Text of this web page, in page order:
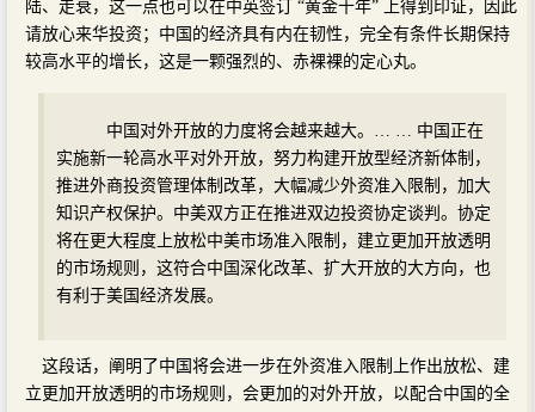
陆、走衰，这一点也可以在中英签订 “黄金十年” 上得到印证，因此
请放心来华投资；中国的经济具有内在韧性，完全有条件长期保持
较高水平的增长，这是一颗强烈的、赤裸裸的定心丸。
中国对外开放的力度将会越来越大。… … 中国正在
实施新一轮高水平对外开放，努力构建开放型经济新体制，
推进外商投资管理体制改革，大幅减少外资准入限制，加大
知识产权保护。中美双方正在推进双边投资协定谈判。协定
将在更大程度上放松中美市场准入限制，建立更加开放透明
的市场规则，这符合中国深化改革、扩大开放的大方向，也
有利于美国经济发展。
这段话，阐明了中国将会进一步在外资准入限制上作出放松、建
立更加开放透明的市场规则，会更加的对外开放，以配合中国的全